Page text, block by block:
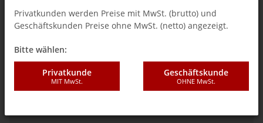
Zurück zur Liste Fein
Fein Schneidmesser
Privatkunden werden Preise mit MwSt. (brutto) und
Geschäftskunden Preise ohne MwSt. (netto) angezeigt.
Bitte wählen:
Privatkunde
MIT MwSt.
Geschäftskunde
OHNE MwSt.